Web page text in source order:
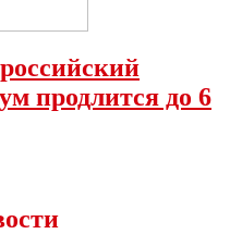
продлится до 6